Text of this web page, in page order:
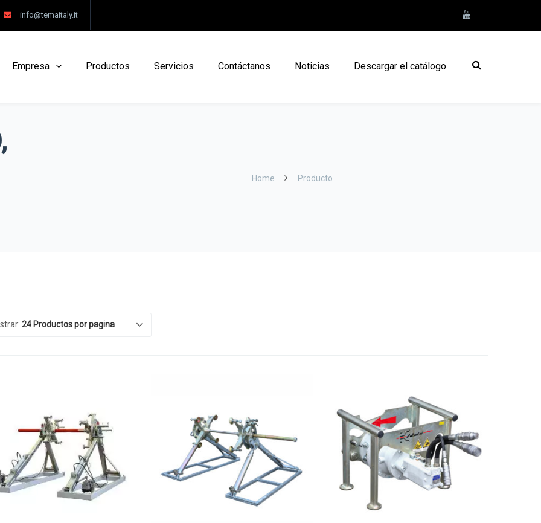
info@temaitaly.it
Empresa Productos Servicios Contáctanos Noticias Descargar el catálogo
Home Producto
24 Productos por pagina